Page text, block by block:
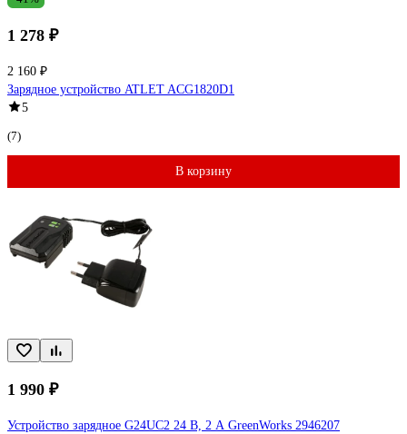
1 278 ₽
2 160 ₽
Зарядное устройство ATLET ACG1820D1
5
(7)
В корзину
1 990 ₽
Устройство зарядное G24UC2 24 В, 2 А GreenWorks 2946207